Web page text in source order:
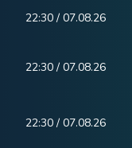
22:30 / 07.08.26
22:30 / 07.08.26
22:30 / 07.08.26